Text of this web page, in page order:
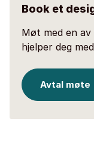
Book et
Møt med en av
hjelper deg
Avtal møte